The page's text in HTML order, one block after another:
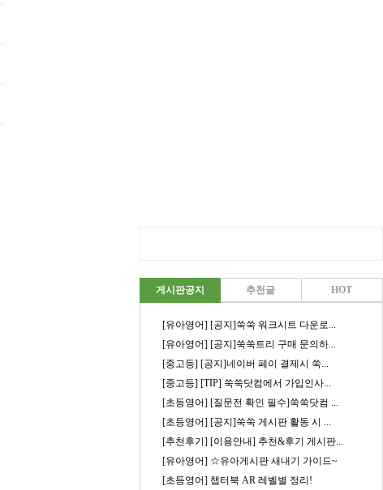
게시판공지 추천글 HOT
[유아영어] [공지]쑥쑥 워크시트 다운로...
[유아영어] [공지]쑥쑥트리 구매 문의하...
[중고등] [공지]네이버 페이 결제시 쑥...
[중고등] [TIP] 쑥쑥닷컴에서 가입인사...
[초등영어] [질문전 확인 필수]쑥쑥닷컴 ...
[초등영어] [공지]쑥쑥 게시판 활동 시 ...
[추천후기] [이용안내] 추천&후기 게시판...
[유아영어] ☆유아게시판 새내기 가이드~
[초등영어] 챕터북 AR 레벨별 정리!